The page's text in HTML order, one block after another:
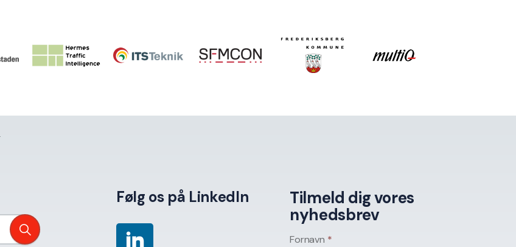
Følg os på LinkedIn
Tilmeld dig vores
nyhedsbrev
Fornavn *